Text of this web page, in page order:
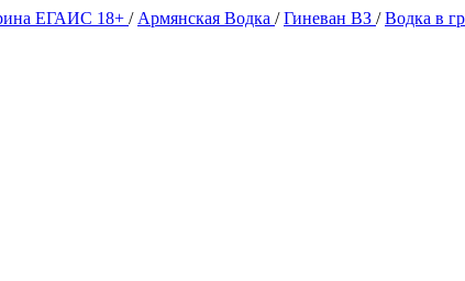
ЕГАИС 18+ / Армянская Водка /Гиневан ВЗ /Водка в